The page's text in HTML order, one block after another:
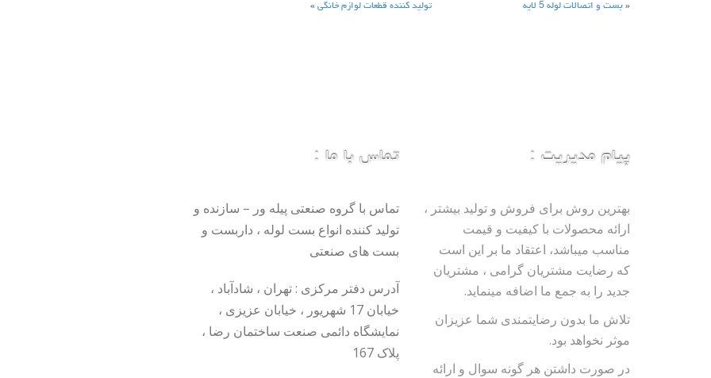
« بست و اتصالات لوله 5 لایه تولید کننده قطعات لوازم خانگی »
پیام مدیریت :
بهترین روش برای فروش و تولید بیشتر ،
ارائه محصولات با کیفیت و قیمت
مناسب میباشد، اعتقاد ما بر این است
که رضایت مشتریان گرامی ، مشتریان
جدید را به جمع ما اضافه مینماید.
تلاش ما بدون رضایتمندی شما عزیزان
موثر نخواهد بود.
در صورت داشتن هر گونه سوال و ارائه
تماس با ما :
تماس با گروه صنعتی پیله ور – سازنده و
تولید کننده انواع بست لوله ، داربست و
بست های صنعتی
آدرس دفتر مرکزی : تهران ، شادآباد ،
خیابان 17 شهریور ، خیابان عزیزی ،
نمایشگاه دائمی صنعت ساختمان رضا ،
پلاک 167